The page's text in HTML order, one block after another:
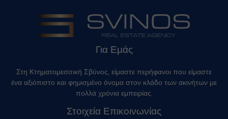
Για Εμάς
Στη Κτηματομεσιτική Σβύνος, είμαστε περήφανοι που είμαστε
ένα αξιόπιστο και φημισμένο όνομα στον κλάδο των ακινήτων με
πολλά χρόνια εμπειρίας.
Στοιχεία Επικοινωνίας